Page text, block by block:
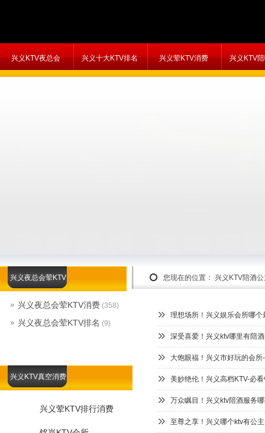
兴义KTV夜总会 兴义十大KTV排名 兴义荤KTV消费 兴义KTV
您现在的位置： 兴义KTV陪酒
兴义KTV真空消费
兴义荤KTV排行消费
理想场所！兴义娱乐会所哪
深受喜爱！兴义ktv哪里有陪
大饱眼福！兴义市好玩的会
美妙绝伦！兴义高档KTV-必
万众瞩目！兴义ktv陪酒服务
至尊之享！兴义哪个ktv有公
兴义夜总会荤KTV
兴义夜总会荤KTV消费 (358)
兴义夜总会荤KTV排名 (9)